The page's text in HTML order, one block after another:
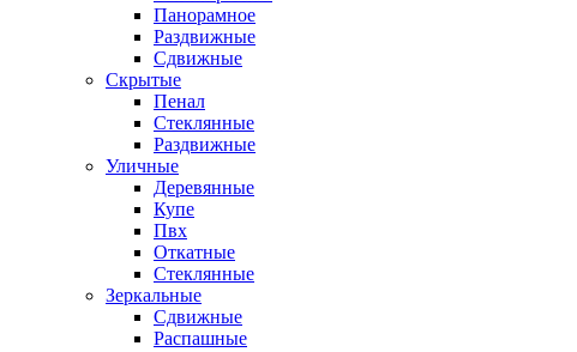
Панорамное
Раздвижные
Сдвижные
Скрытые
Пенал
Стеклянные
Раздвижные
Уличные
Деревянные
Купе
Пвх
Откатные
Стеклянные
Зеркальные
Сдвижные
Распашные